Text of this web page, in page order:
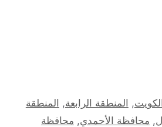
الكويت, المنطقة الرابعة, المنطقة
, محافظة الأحمدي, محافظة